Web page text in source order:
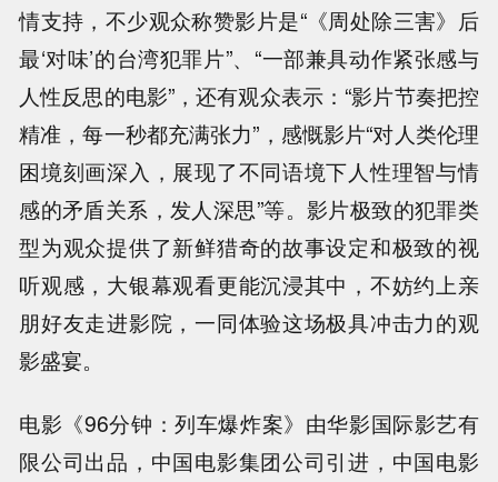
情支持，不少观众称赞影片是“《周处除三害》后
最‘对味’的台湾犯罪片”、“一部兼具动作紧张感与
人性反思的电影”，还有观众表示：“影片节奏把控
精准，每一秒都充满张力”，感慨影片“对人类伦理
困境刻画深入，展现了不同语境下人性理智与情
感的矛盾关系，发人深思”等。 影片极致的犯罪类
型为观众提供了新鲜猎奇的故事设定和极致的视
听观感，大银幕观看更能沉浸其中，不妨约上亲
朋好友走进影院，一同体验这场极具冲击力的观
影盛宴。
电影《96分钟：列车爆炸案》由华影国际影艺有
限公司出品，中国电影集团公司引进，中国电影